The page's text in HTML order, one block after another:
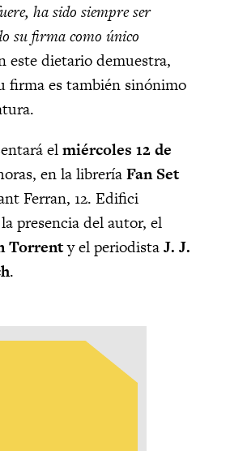
ha sido siempre ser
su firma como único
este dietario demuestra,
firma es también sinónimo
elmiércoles 12 de
en la libreríaFan Set
Ferran, 12. Edifici
presencia del autor, el
Torrenty el periodistaJ. J.
.